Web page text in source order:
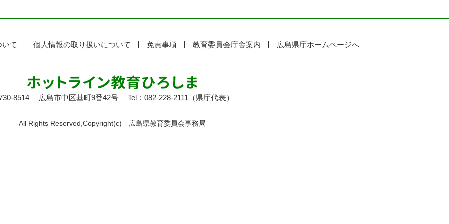
て 個人情報の取り扱いについて 免責事項 教育委員会庁舎案内 広島県庁ホームページへ
8514 広島市中区基町9番42号 Tel：082-228-2111（県庁代表）
All Rights Reserved,Copyright(c) 広島県教育委員会事務局